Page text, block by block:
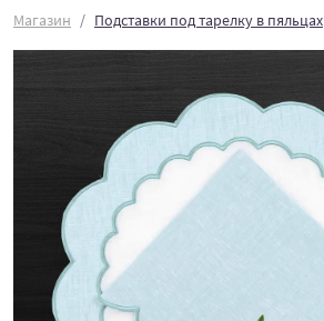
Магазин
Подставки под тарелку в пяльцах